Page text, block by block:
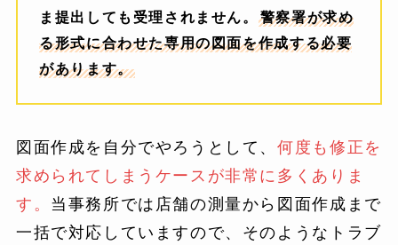
ま提出しても受理されません。
警察署が求め
る形式に合わせた専用の図面を作成する必要
があります。
図面作成を自分でやろうとして、何度も修正を
求められてしまうケースが非常に多くありま
す。 当事務所では店舗の測量から図面作成まで
一括で対応していますので、そのようなトラブ